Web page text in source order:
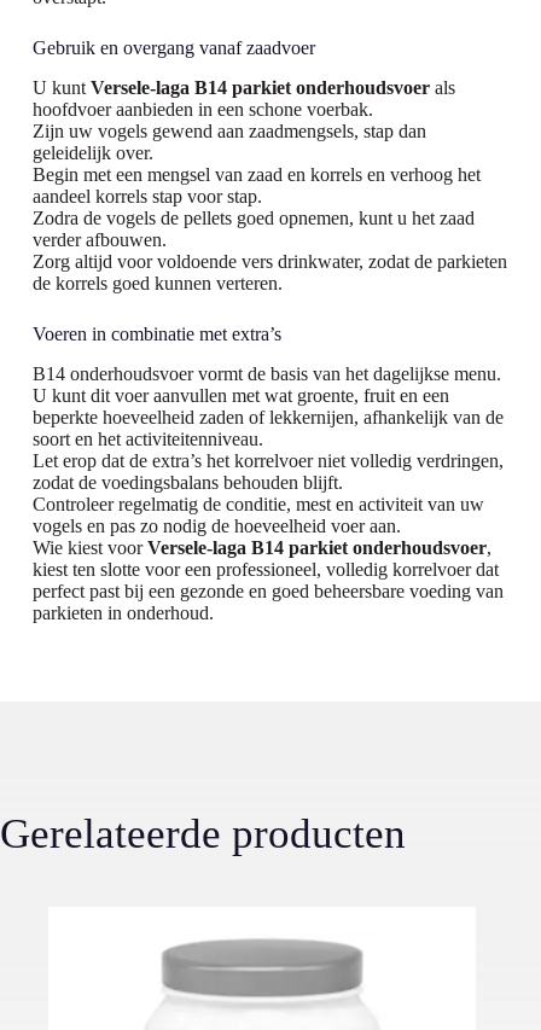
Gebruik en overgang vanaf zaadvoer
U kunt Versele-laga B14 parkiet onderhoudsvoerals
hoofdvoer aanbieden in een schone voerbak.
Zijn uw vogels gewend aan zaadmengsels, stap dan
geleidelijk over.
Begin met een mengsel van zaad en korrels en verhoog het
aandeel korrels stap voor stap.
Zodra de vogels de pellets goed opnemen, kunt u het zaad
verder afbouwen.
Zorg altijd voor voldoende vers drinkwater, zodat de parkieten
de korrels goed kunnen verteren.
Voeren in combinatie met extra’s
B14 onderhoudsvoer vormt de basis van het dagelijkse menu.
U kunt dit voer aanvullen met wat groente, fruit en een
beperkte hoeveelheid zaden of lekkernijen, afhankelijk van de
soort en het activiteitenniveau.
Let erop dat de extra’s het korrelvoer niet volledig verdringen,
zodat de voedingsbalans behouden blijft.
Controleer regelmatig de conditie, mest en activiteit van uw
vogels en pas zo nodig de hoeveelheid voer aan.
Wie kiest voorVersele-laga B14 parkiet onderhoudsvoer,
kiest ten slotte voor een professioneel, volledig korrelvoer dat
perfect past bij een gezonde en goed beheersbare voeding van
parkieten in onderhoud.
Gerelateerde producten